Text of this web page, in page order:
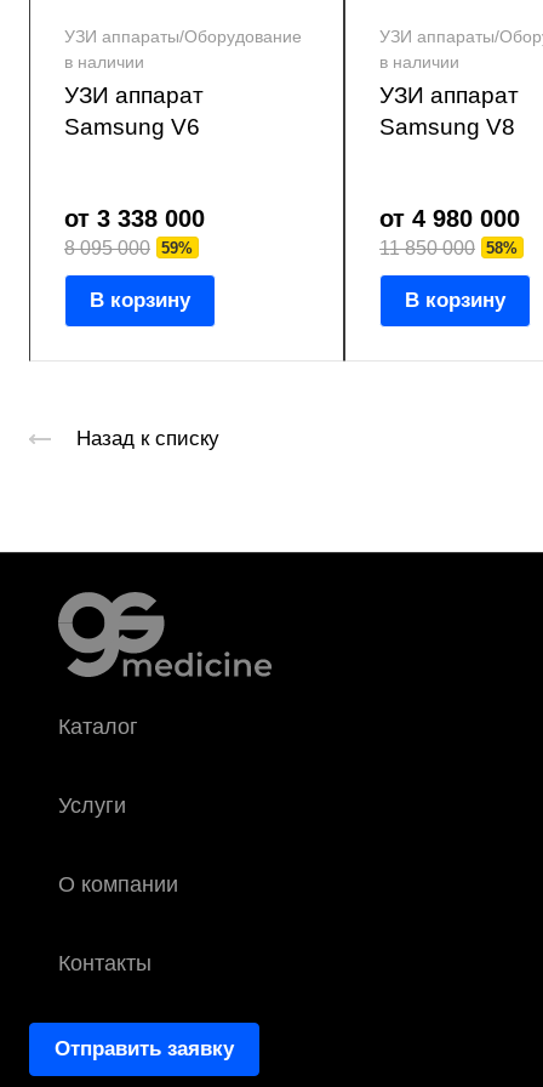
УЗИ аппараты/Оборудование
в наличии
УЗИ аппарат
Samsung V6
от 3 338 000
8 095 000 59%
В корзину
УЗИ аппараты/
в наличии
УЗИ аппарат
Samsung V8
от 4 980 000
11 850 000 58%
В корзину
Назад к списку
Каталог
Услуги
О компании
Контакты
Отправить заявку